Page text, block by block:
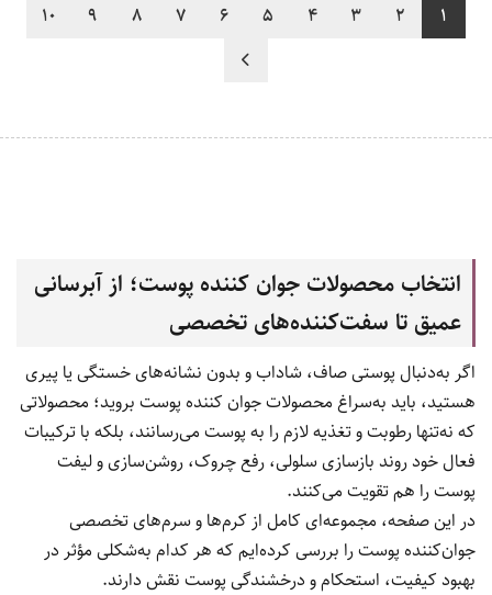
1
2
3
4
5
6
7
8
9
10
انتخاب محصولات جوان کننده پوست؛ از آبرسانی
عمیق تا سفت‌کننده‌های تخصصی
اگر به‌دنبال پوستی صاف، شاداب و بدون نشانه‌های خستگی یا پیری
هستید، باید به‌سراغ محصولات جوان کننده پوست بروید؛ محصولاتی
که نه‌تنها رطوبت و تغذیه لازم را به پوست می‌رسانند، بلکه با ترکیبات
فعال خود روند بازسازی سلولی، رفع چروک، روشن‌سازی و لیفت
پوست را هم تقویت می‌کنند.
در این صفحه، مجموعه‌ای کامل از کرم‌ها و سرم‌های تخصصی
جوان‌کننده پوست را بررسی کرده‌ایم که هر کدام به‌شکلی مؤثر در
بهبود کیفیت، استحکام و درخشندگی پوست نقش دارند.